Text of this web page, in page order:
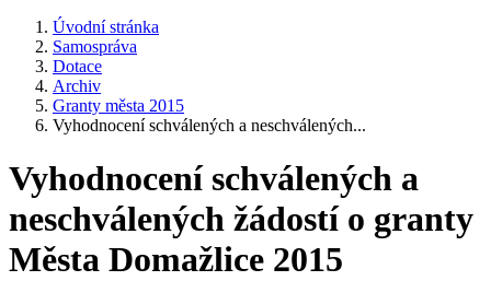
Úvodní stránka
Samospráva
Dotace
Archiv
Granty města 2015
Vyhodnocení schválených a neschválených...
Vyhodnocení schválených a
neschválených žádostí o granty
Města Domažlice 2015